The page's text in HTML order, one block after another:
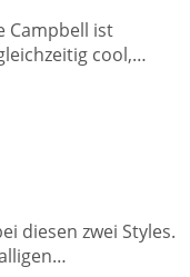
Campbell ist
cool,…
diesen zwei Styles.